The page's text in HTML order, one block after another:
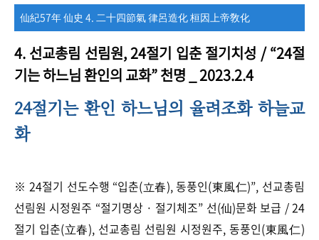
仙紀57年 仙史 4. 二十四節氣 律呂造化 桓因上帝敎化
4. 선교총림 선림원, 24절기 입춘 절기치성 /“24절
기는 하느님 환인의 교화”천명 _ 2023.2.4
24절기는 환인 하느님의 율려조화 하늘교
화
※ 24절기 선도수행 “입춘(立春), 동풍인(東風仁)”, 선교총림
선림원 시정원주 “절기명상 · 절기체조” 선(仙)문화 보급 / 24
절기 입춘(立春), 선교총림 선림원 시정원주, 동풍인(東風仁)